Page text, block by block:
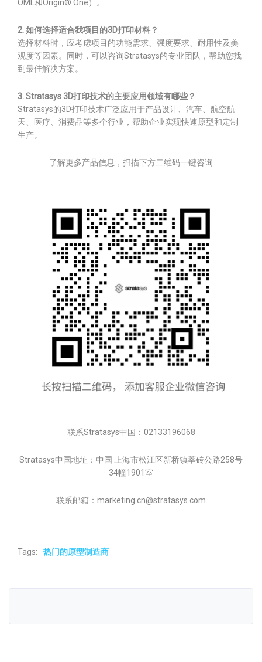
OML和Origin® One）。
2. 如何选择适合我项目的3D打印材料？
选择材料时，应考虑项目的功能需求、强度要求、耐用性及美
观度等因素。同时，可以咨询Stratasys的专业团队，帮助您找
到最佳解决方案。
3. Stratasys 3D打印技术的主要应用领域有哪些？
Stratasys的3D打印技术广泛应用于产品设计、汽车、航空航
天、医疗、消费品等多个行业，帮助企业实现快速原型和定制
生产。
了解更多产品信息，扫描下方二维码一键咨询
联系Stratasys中国：02133196068
Stratasys中国地址：中国 上海市松江区新桥镇莘砖公路258号
34幢1901室
联系邮箱：marketing.cn@stratasys.com
Tags: 热门的原型制造商